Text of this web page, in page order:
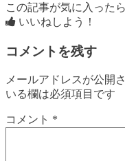
この記事が気に入ったら
いいねしよう！
コメントを残す
メールアドレスが公開
いる欄は必須項目です
コメント *